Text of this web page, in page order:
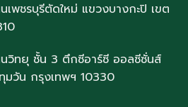
พชรบุรีตัดใหม่ แขวงบางกะปิ เขต
วิทยุ ชั้น 3 ตึกซีอาร์ซี ออลซีซั่นส์
วัน กรุงเทพฯ 10330